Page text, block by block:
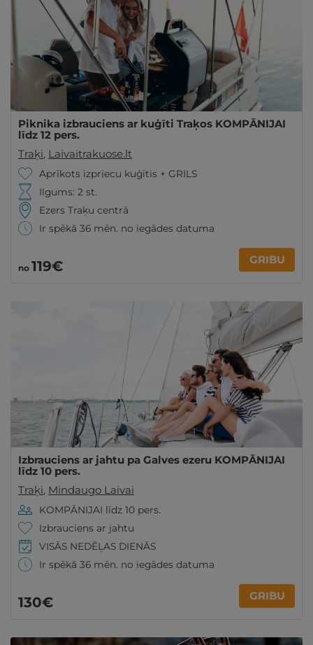
Piknika izbrauciens ar kuģīti Traķos KOMPĀNIJAI
līdz 12 pers.
Traķi, Laivaitrakuose.lt
Aprīkots izpriecu kuģītis + GRILS
Ilgums: 2 st.
Ezers Traķu centrā
Ir spēkā 36 mēn. no iegādes datuma
no 119€ GRIBU
Izbrauciens ar jahtu pa Galves ezeru KOMPĀNIJAI
līdz 10 pers.
Traķi, Mindaugo Laivai
KOMPĀNIJAI līdz 10 pers.
Izbrauciens ar jahtu
VISĀS NEDĒĻAS DIENĀS
Ir spēkā 36 mēn. no iegādes datuma
130€ GRIBU